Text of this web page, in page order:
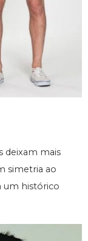
deixam mais
simetria ao
um histórico